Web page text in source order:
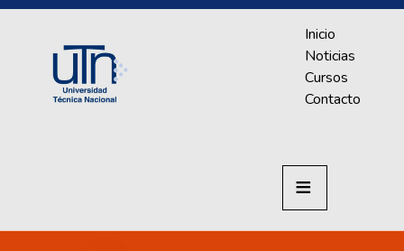
Menú CrAprende
Inicio
Noticias
Cursos
Contacto